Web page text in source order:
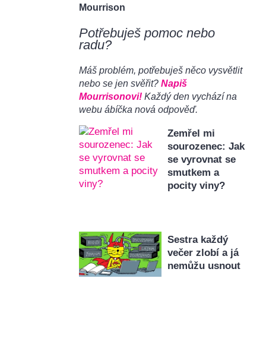
Mourrison
Potřebuješ pomoc nebo
radu?
Máš problém, potřebuješ něco vysvětlit
nebo se jen svěřit? Napiš
Mourrisonovi! Každý den vychází na
webu ábíčka nová odpověď.
Zemřel mi
sourozenec: Jak
se vyrovnat se
smutkem a
pocity viny?
Sestra každý
večer zlobí a já
nemůžu usnout